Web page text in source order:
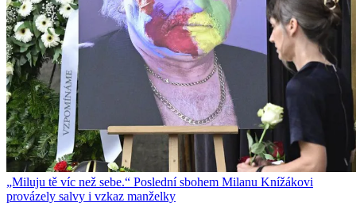
„Miluju tě víc než sebe.“ Poslední sbohem Milanu Knížákovi
provázely salvy i vzkaz manželky